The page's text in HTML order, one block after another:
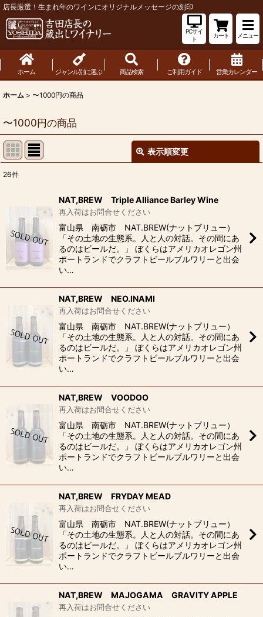
店長厳選！生まれ年のワインにオリジナルメッセージの刻印
PCサイ
ト
カート メニュー
ホーム ジャンル別に選ぶ 商品検索 ご利用ガイド 営業カレンダー
ホーム > 〜1000円の商品
〜1000円の商品
表示順変更
並び順:
絞り込む
26件
NAT,BREW Triple Alliance Barley Wine
再入荷はお問合せください
富山県 南砺市 NAT.BREW(ナットブリュー）
「その土地の生態系。人と人の対話。その間にあ
るのはビールだ。」 ぼくらはアメリカオレゴン州
ポートランドでクラフトビールブルワリーと出会
い…
NAT,BREW NEO.INAMI
再入荷はお問合せください
富山県 南砺市 NAT.BREW(ナットブリュー）
「その土地の生態系。人と人の対話。その間にあ
るのはビールだ。」 ぼくらはアメリカオレゴン州
ポートランドでクラフトビールブルワリーと出会
い…
NAT,BREW VOODOO
再入荷はお問合せください
富山県 南砺市 NAT.BREW(ナットブリュー）
「その土地の生態系。人と人の対話。その間にあ
るのはビールだ。」 ぼくらはアメリカオレゴン州
ポートランドでクラフトビールブルワリーと出会
い…
NAT,BREW FRYDAY MEAD
再入荷はお問合せください
富山県 南砺市 NAT.BREW(ナットブリュー）
「その土地の生態系。人と人の対話。その間にあ
るのはビールだ。」 ぼくらはアメリカオレゴン州
ポートランドでクラフトビールブルワリーと出会
い…
NAT,BREW MAJOGAMA GRAVITY APPLE
再入荷はお問合せください